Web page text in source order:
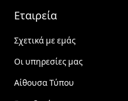
Εταιρεία
Σχετικά με εμάς
Οι υπηρεσίες μας
Αίθουσα Τύπου